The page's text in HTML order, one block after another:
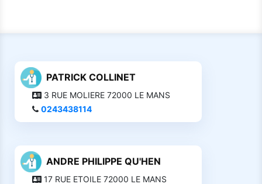
PATRICK COLLINET
3 RUE MOLIERE 72000 LE MANS
0243438114
ANDRE PHILIPPE QU'HEN
17 RUE ETOILE 72000 LE MANS